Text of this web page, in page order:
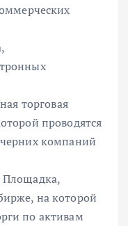
торговая
проводятся
компаний
на которой
по активам